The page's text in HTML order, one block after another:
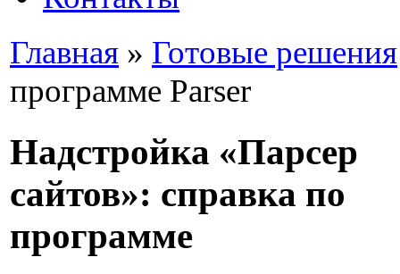
Главная » Готовые решения
программе Parser
Надстройка «Парсер
сайтов»: справка по
программе